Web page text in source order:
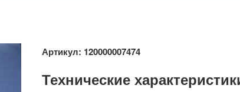
Артикул: 120000007474
Технические